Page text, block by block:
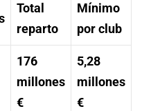
Total
reparto
Mínimo
por club
176
millones
€
5,28
millones
€